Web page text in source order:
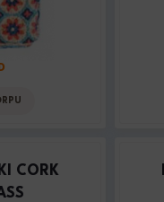
CORK